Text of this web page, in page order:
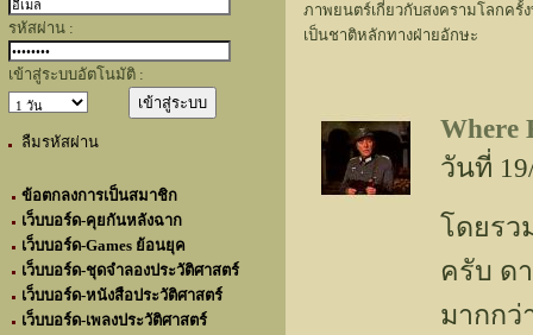
รหัสผ่าน :
เข้าสู่ระบบอัตโนมัติ :
ลืมรหัสผ่าน
ข้อตกลงการเป็นสมาชิก
เว็บบอร์ด-คุยกันหลังฉาก
เว็บบอร์ด-Games ย้อนยุค
เว็บบอร์ด-ชุดจำลองประวัติศาสตร์
เว็บบอร์ด-หนังสือประวัติศาสตร์
เว็บบอร์ด-เพลงประวัติศาสตร์
ภาพยนตร์เกี่ยวกับสงครามโลกครั้
เป็นชาติหลักทางฝ่ายอักษะ
Where
วันที่
โดยรว
ครับ ด
มากกว่